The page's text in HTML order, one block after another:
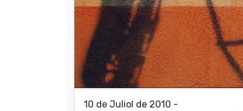
10 de Juliol de 2010 -